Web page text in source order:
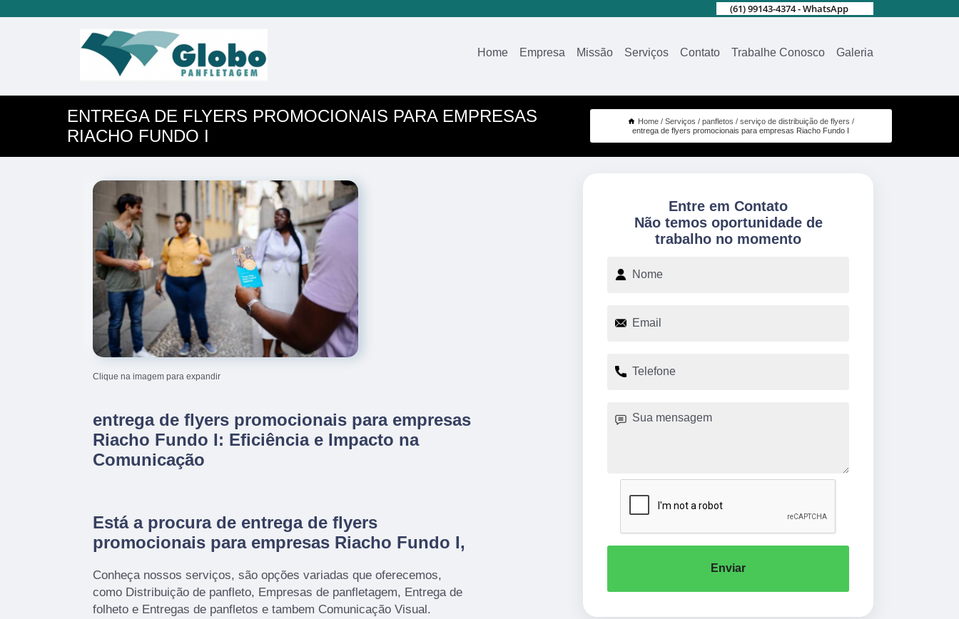
(61) 99143-4374 - WhatsApp
Home Empresa Missão Serviços Contato Trabalhe Conosco Galeria
ENTREGA DE FLYERS PROMOCIONAIS PARA EMPRESAS
RIACHO FUNDO I
Home Serviços panfletos
serviço de distribuição de flyers
entrega de flyers promocionais para empresas Riacho Fundo I
Clique na imagem para expandir
entrega de flyers promocionais para empresas
Riacho Fundo I: Eficiência e Impacto na
Comunicação
Está a procura de entrega de flyers
promocionais para empresas Riacho Fundo I,
Conheça nossos serviços, são opções variadas que oferecemos,
como Distribuição de panfleto, Empresas de panfletagem, Entrega de
folheto e Entregas de panfletos e tambem Comunicação Visual.
Entre em Contato
Não temos oportunidade de
trabalho no momento
Enviar